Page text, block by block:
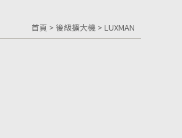
首頁 > 後級擴大機> LUXMAN